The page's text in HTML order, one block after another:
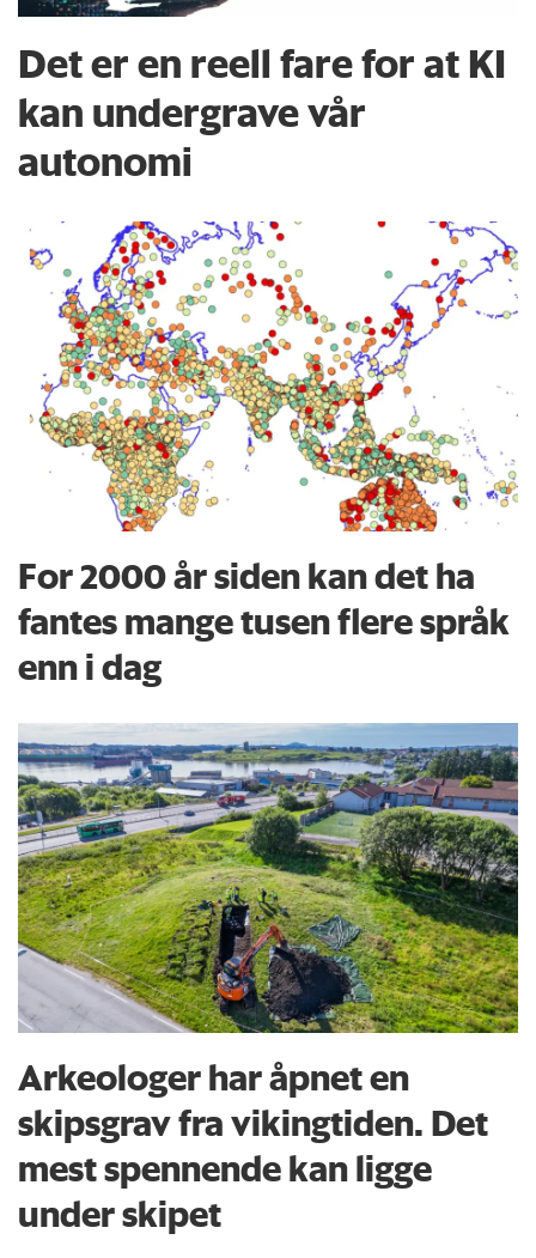
Det er en reell fare for at KI
kan undergrave vår
autonomi
For 2000 år siden kan det ha
fantes mange tusen flere språk
enn i dag
Arkeologer har åpnet en
skipsgrav fra vikingtiden. Det
mest spennende kan ligge
under skipet